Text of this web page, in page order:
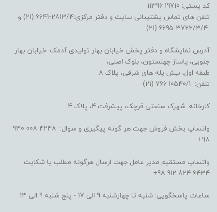
کد پستی: 19710 11396
تلفن های تماس پشتیبانی سایت و دفتر مرکزی:2813/4-6641 (21) و
آدرس نمایشگاه و دفتر پخش خیابان بهار تولیدی آدمک: خیابان بهار
جنوبی، پاساژ چهلستون، بلوک اصلی،
طبقه اول، نبش پله های شرقی، پلاک 8.
تلفن: 10540/1 766 (21)
کارخانه: شهرک صنعتی قرچک، پیشرفت 4، پلاک 4
واتساپ بخش فروش جهت هر گونه پیگیری و سوال: 4248 008 930
98+
واتساپ مستقیم مدیر عامل جهت ارسال هرگونه مطلب یا شکایت:
6434 824 912 98+
ساعات پاسخگویی: شنبه تا چهارشنبه 9 الی 17 - پنج شنبه 9 الی 13